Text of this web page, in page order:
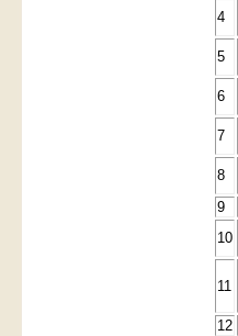
4
5
6
7
8
9
10
11
12